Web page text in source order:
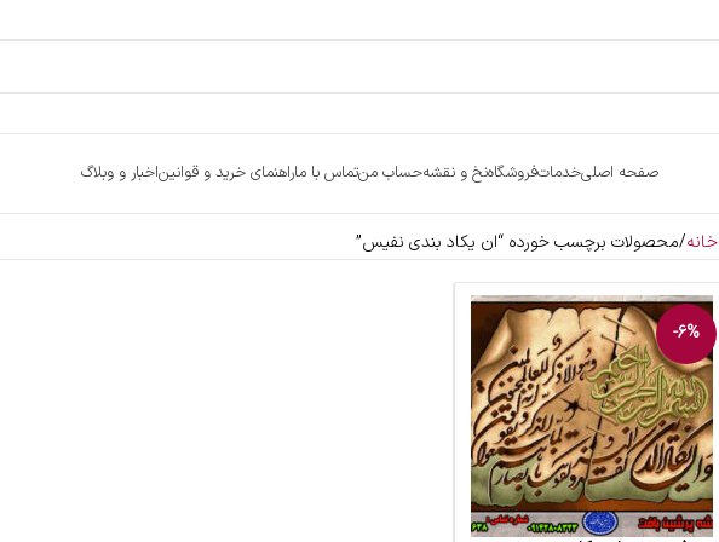
صفحه اصلیخدماتفروشگاهنخ و نقشهحساب منتماس با ماراهنمای خرید و قوانیناخبار و وبلاگ
خانه محصولات برچسب خورده “ان یکاد بندی نفیس”
-6%